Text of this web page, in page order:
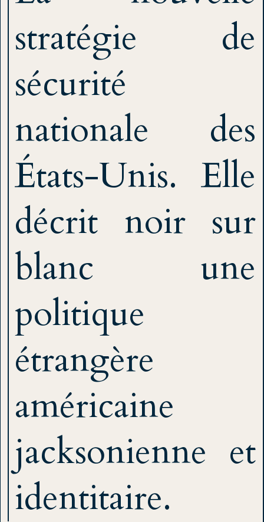
stratégie de
sécurité
nationale des
États-Unis. Elle
décrit noir sur
blanc une
politique
étrangère
américaine
jacksonienne et
identitaire.